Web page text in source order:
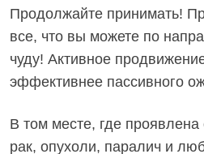
Продолжайте принимать!
все, что вы можете по
чуду! Активное
эффективнее пассивного
В том месте, где
рак, опухоли, паралич и